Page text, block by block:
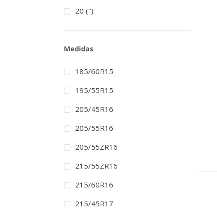
20 (")
Medidas
185/60R15
195/55R15
205/45R16
205/55R16
205/55ZR16
215/55ZR16
215/60R16
215/45R17